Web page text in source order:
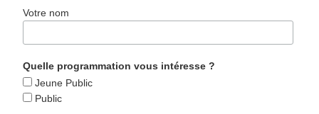
Votre nom
Quelle programmation vous intéresse ?
Jeune Public
Public